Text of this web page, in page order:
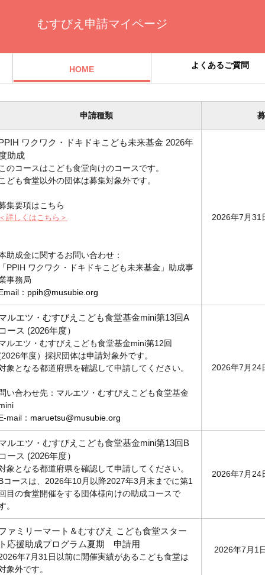
むすびえ申請マイページ
HOME よくあるご質問
申請種類
ワクワク・ドキドキこども未来基金 2026年
助成
のコースはこども食堂向けのコースです。
ども食堂以外の団体は募集対象外です。
集要項はこちら
詳しくはこちら＞
助成金に関するお問い合わせ：
PPIH ワクワク・ドキドキこども未来基金」助成事
事務局
： ppih@musubie.org
2026年7月31
ルエツ・むすびえこども食堂基金mini第13回A
ース (2026年度）
ルエツ・むすびえこども食堂基金mini第12回
年度）採択団体は申請対象外です。
象となる都道府県を確認して申請してください。
い合わせ先：マルエツ・むすびえこども食堂基金
mail： maruetsu@musubie.org
2026年7月24
ルエツ・むすびえこども食堂基金mini第13回B
ース (2026年度）
象となる都道府県を確認して申請してください。
コースは、2026年10月以降2027年3月末までに第1
目の食堂開催をする団体様向けの助成コースで
。
2026年7月24
ァミリーマート＆むすびえ こども食堂スター
応援助成プログラム夏期 申請用
年7月31日以前に開催実績があるこども食堂は
象外です。
2026年7月1